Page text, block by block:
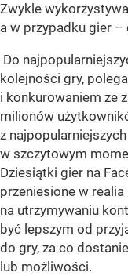
Zwykle
a w przypadku gier
Do
kolejności gry,
i konkurowaniem ze
milionów
z
w szczytowym
Dziesiątki gier na
przeniesione w
na utrzymywaniu
być lepszym od
do gry, za co
lub możliwości.